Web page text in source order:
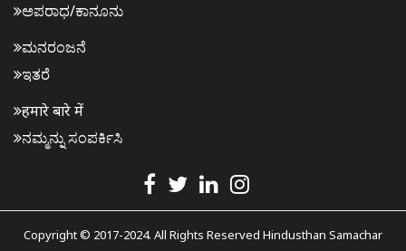
ಅಪರಾಧ/ಕಾನೂನು
ಮನರಂಜನೆ
ಇತರೆ
हमारे बारे में
ನಮ್ಮನ್ನು ಸಂಪರ್ಕಿಸಿ
Copyright © 2017-2024. All Rights Reserved Hindusthan Samachar